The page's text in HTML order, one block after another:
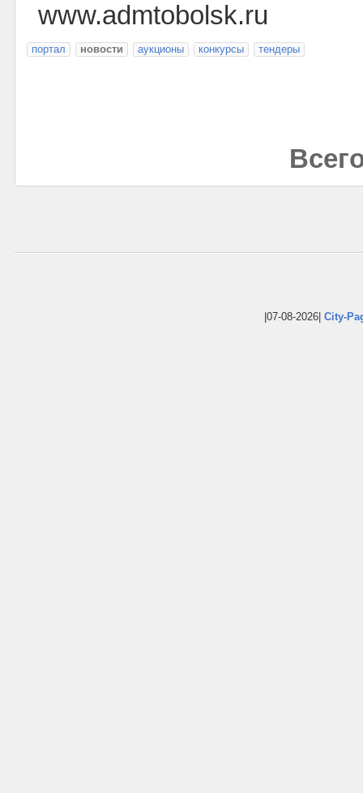
www.admtobolsk.ru
портал новости аукционы конкурсы тендеры
|07-08-2026| City-